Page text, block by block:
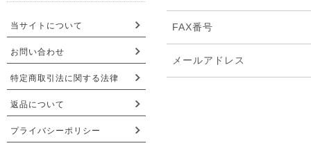
当サイトについて
お問い合わせ
特定商取引法に関する法律
返品について
プライバシーポリシー
FAX番号
メールアドレス